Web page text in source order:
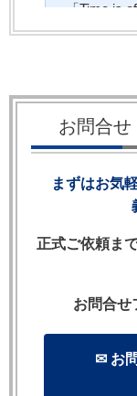
「Time is
センス）
めただけ
解説しま
1. Time is
2. コモンロ
3. TOE条項
4. TOE条項
お問合せ
まずはお気
正式ご依頼ま
お問合せ
✉ お